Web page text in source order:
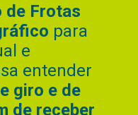
Frotas
para
e
entender
giro e de
de receber